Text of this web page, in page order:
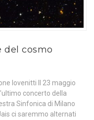
del cosmo
Iovenitti Il 23 maggio
concerto della
Sinfonica di Milano
ci saremmo alternati